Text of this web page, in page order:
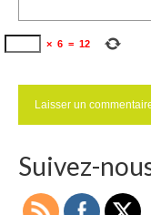
× 6 = 12
Suivez-